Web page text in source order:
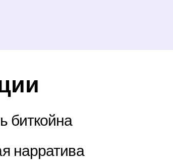
биткойна
нарратива